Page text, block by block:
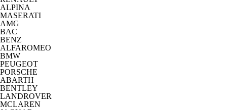
ALPINA
MASERATI
AMG
BAC
BENZ
ALFAROMEO
BMW
PEUGEOT
PORSCHE
ABARTH
BENTLEY
LANDROVER
MCLAREN